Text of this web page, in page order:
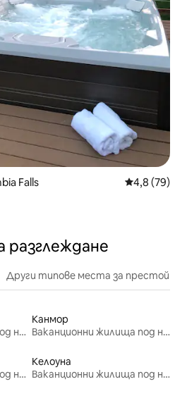
Falls Средна
4,8 (79)
разглеждане
Други типове места за престой
Ваканционни жилища под наем
Канмор
Ваканционни жилища под наем
Ваканционни жилища под наем
Келоуна
Ваканционни жилища под наем